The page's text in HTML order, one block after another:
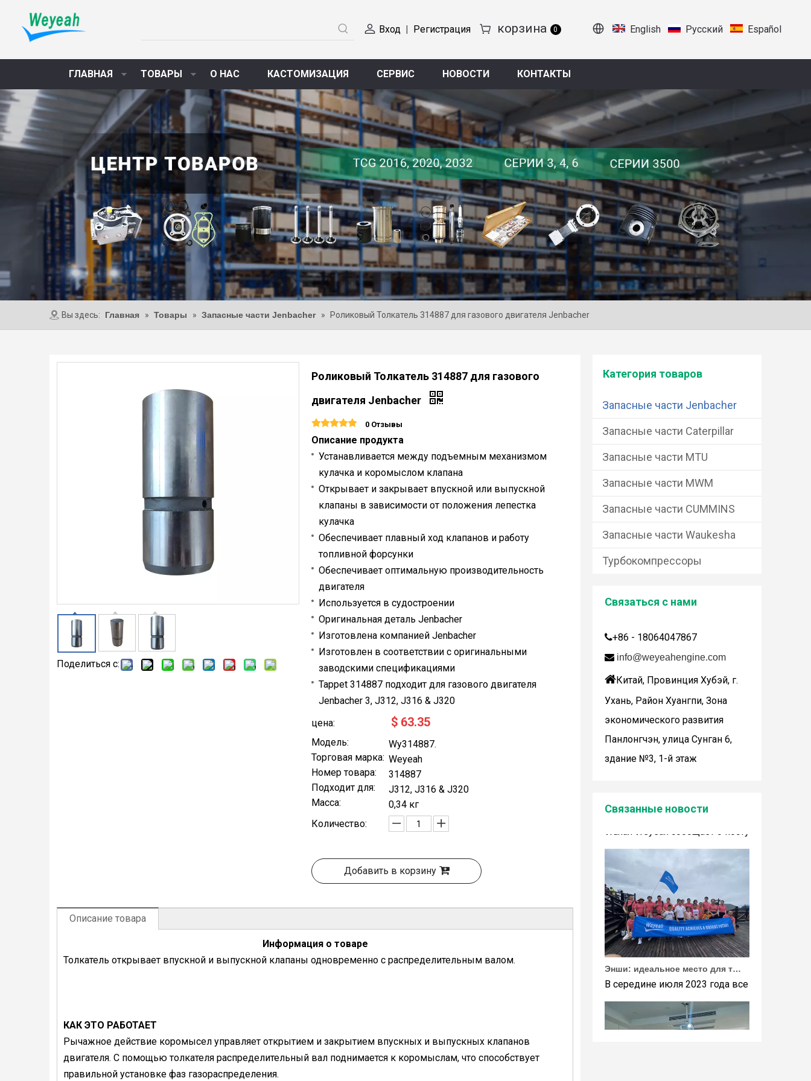
Вход | Регистрация 0 English Pусский Español
ГЛАВНАЯ ТОВАРЫ О НАС КАСТОМИЗАЦИЯ СЕРВИС НОВОСТИ КОНТАКТЫ
Вы здесь: Главная » Товары » Запасные части Jenbacher » Роликовый Толкатель 314887 для газового двигателя Jenbacher
Поделиться с:
Роликовый Толкатель 314887 для газового
двигателя Jenbacher
0 Отзывы
Описание продукта
Устанавливается между подъемным механизмом
кулачка и коромыслом клапана
Открывает и закрывает впускной или выпускной
клапаны в зависимости от положения лепестка
кулачка
Обеспечивает плавный ход клапанов и работу
топливной форсунки
Обеспечивает оптимальную производительность
двигателя
Используется в судостроении
Оригинальная деталь Jenbacher
Изготовлена компанией Jenbacher
Изготовлен в соответствии с оригинальными
заводскими спецификациями
Tappet 314887 подходит для газового двигателя
Jenbacher 3, J312, J316 & J320
цена:
$ 63.35
Модель:
Wy314887.
Торговая марка: Weyeah
Номер товара:
314887
Подходит для:
J312, J316 & J320
Масса:
0,34 кг
Количество:
Добавить в корзину
Описание товара
Информация о товаре
Толкатель открывает впускной и выпускной клапаны одновременно с распределительным валом.
КАК ЭТО РАБОТАЕТ
Рычажное действие коромысел управляет открытием и закрытием впускных и выпускных клапанов
двигателя. С помощью толкателя распределительный вал поднимается к коромыслам, что способствует
правильной установке фаз газораспределения.
Категория товаров
Запасные части Jenbacher
Запасные части Caterpillar
Запасные части MTU
Запасные части MWM
Запасные части CUMMINS
Запасные части Waukesha
Турбокомпрессоры
Связаться с нами
+86 - 18064047867
 info@weyeahengine.com
Китай, Провинция Хубэй, г.
Ухань, Район Хуангпи, Зона
экономического развития
Панлонгчэн, улица Сунган 6,
здание №3, 1-й этаж
Связанные новости
Дженбахер забрал 200673
Энши: идеальное место для тимбилдинга Weyeah
В середине июля 2023 года все